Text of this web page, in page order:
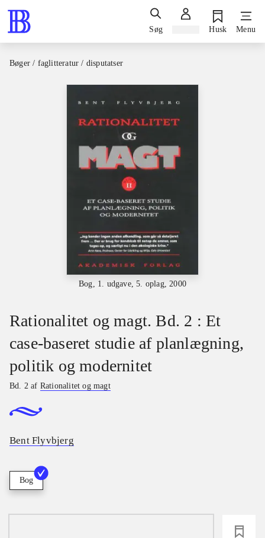
Søg Husk Menu
Bøger / faglitteratur / disputatser
Bog, 1. udgave, 5. oplag, 2000
Rationalitet og magt. Bd. 2 : Et
case-baseret studie af planlægning,
politik og modernitet
Bd. 2 af Rationalitet og magt
Bent Flyvbjerg
Bog